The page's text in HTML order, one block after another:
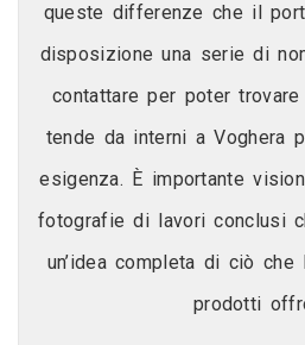
queste differenze che il
disposizione una serie di
contattare per poter
tende da interni a Voghera
esigenza. È importante
fotografie di lavori conclusi
un’idea completa di ciò
prodotti